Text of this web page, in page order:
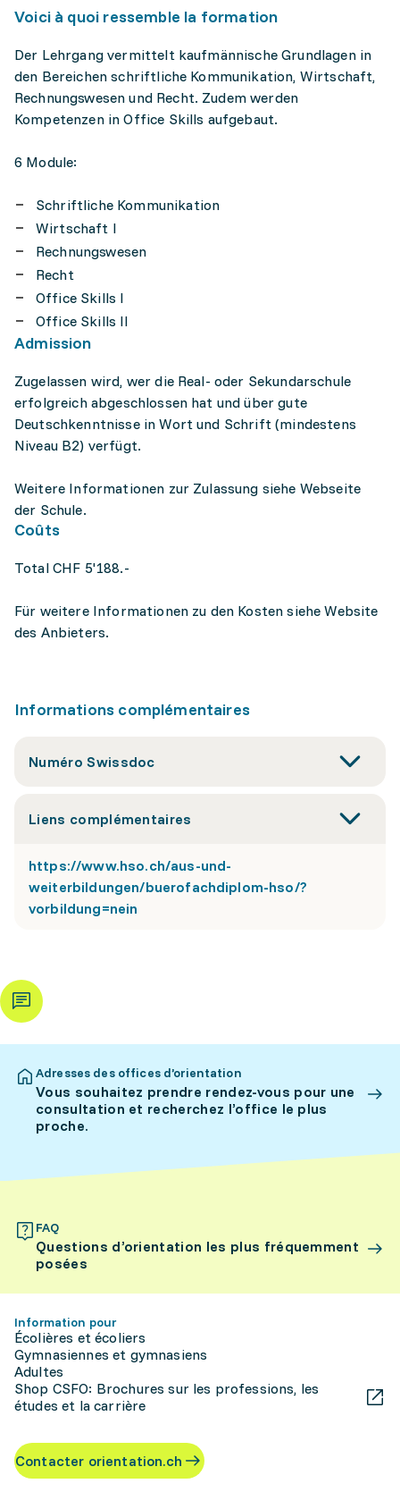
Voici à quoi ressemble la formation
Der Lehrgang vermittelt kaufmännische Grundlagen in
den Bereichen schriftliche Kommunikation, Wirtschaft,
Rechnungswesen und Recht. Zudem werden
Kompetenzen in Office Skills aufgebaut.
6 Module:
Schriftliche Kommunikation
Wirtschaft I
Rechnungswesen
Recht
Office Skills I
Office Skills II
Admission
Zugelassen wird, wer die Real- oder Sekundarschule
erfolgreich abgeschlossen hat und über gute
Deutschkenntnisse in Wort und Schrift (mindestens
Niveau B2) verfügt.
Weitere Informationen zur Zulassung siehe Webseite
der Schule.
Coûts
Total CHF 5'188.-
Für weitere Informationen zu den Kosten siehe Website
des Anbieters.
Informations complémentaires
Numéro Swissdoc
Liens complémentaires
https://www.hso.ch/aus-und-
weiterbildungen/buerofachdiplom-hso/?
vorbildung=nein
Adresses des offices d’orientation
Vous souhaitez prendre rendez-vous pour une
consultation et recherchez l’office le plus
proche.
FAQ
Questions d’orientation les plus fréquemment
posées
Information pour
Écolières et écoliers
Gymnasiennes et gymnasiens
Adultes
Shop CSFO: Brochures sur les professions, les
études et la carrière
Contacter orientation.ch